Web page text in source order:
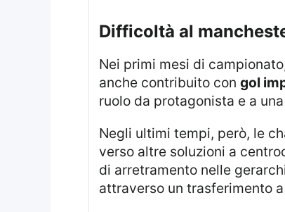
difficoltà al
Nei primi mesi di
anche contribuito con gol
ruolo da protagonista e a
Negli ultimi tempi, però, le chance si sarebbero ridotte in modo progressivo. Guardiola avrebbe indirizzato la scelta
verso altre soluzioni a
di arretramento nelle
attraverso un trasferimento